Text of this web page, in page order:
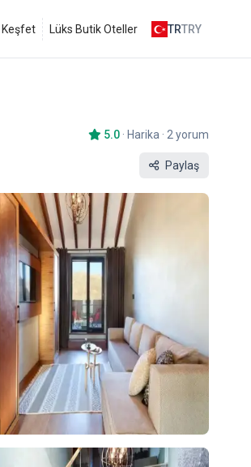
Keşfet Lüks Butik Oteller TRTRY
Paylaş
5.0 · Harika · 2 yorum